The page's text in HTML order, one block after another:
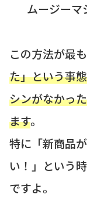
ムージーマ
この方法が最も
た」という事
シンがなかっ
ます。
特に「新商品
い！」という
ですよ。